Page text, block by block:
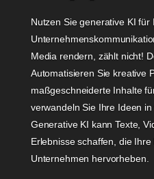
Nutzen Sie generative KI für
Media rendern, zählt nicht!
Automatisieren Sie kreative
maßgeschneiderte Inhalte
verwandeln Sie Ihre Ideen
Generative KI kann Texte,
Erlebnisse schaffen, die
Unternehmen hervorheben.